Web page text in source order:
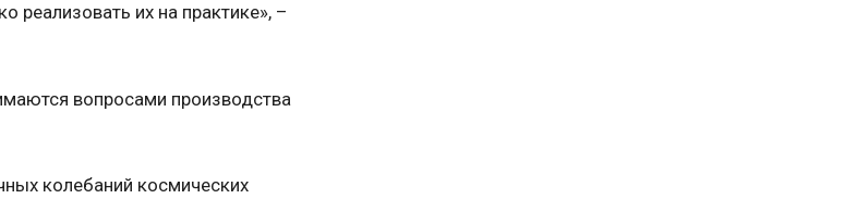
их на практике», –
вопросами производства